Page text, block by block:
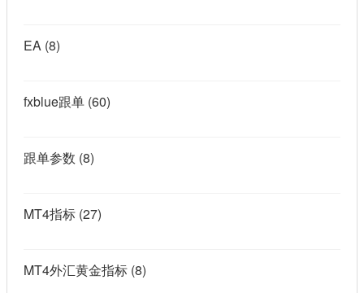
EA (8)
fxblue跟单 (60)
跟单参数 (8)
MT4指标 (27)
MT4外汇黄金指标 (8)